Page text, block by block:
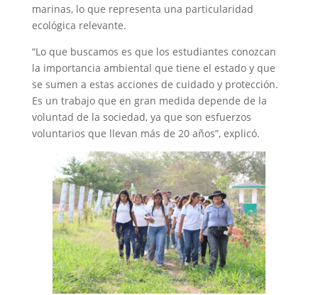
marinas, lo que representa una particularidad
ecológica relevante.
“Lo que buscamos es que los estudiantes conozcan
la importancia ambiental que tiene el estado y que
se sumen a estas acciones de cuidado y protección.
Es un trabajo que en gran medida depende de la
voluntad de la sociedad, ya que son esfuerzos
voluntarios que llevan más de 20 años”, explicó.